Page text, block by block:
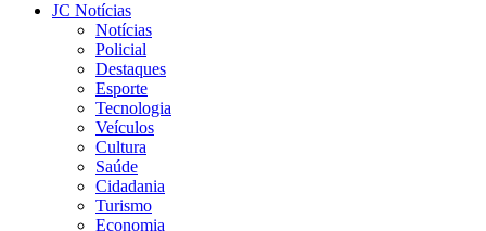
JC Notícias
Notícias
Policial
Destaques
Esporte
Tecnologia
Veículos
Cultura
Saúde
Cidadania
Turismo
Economia